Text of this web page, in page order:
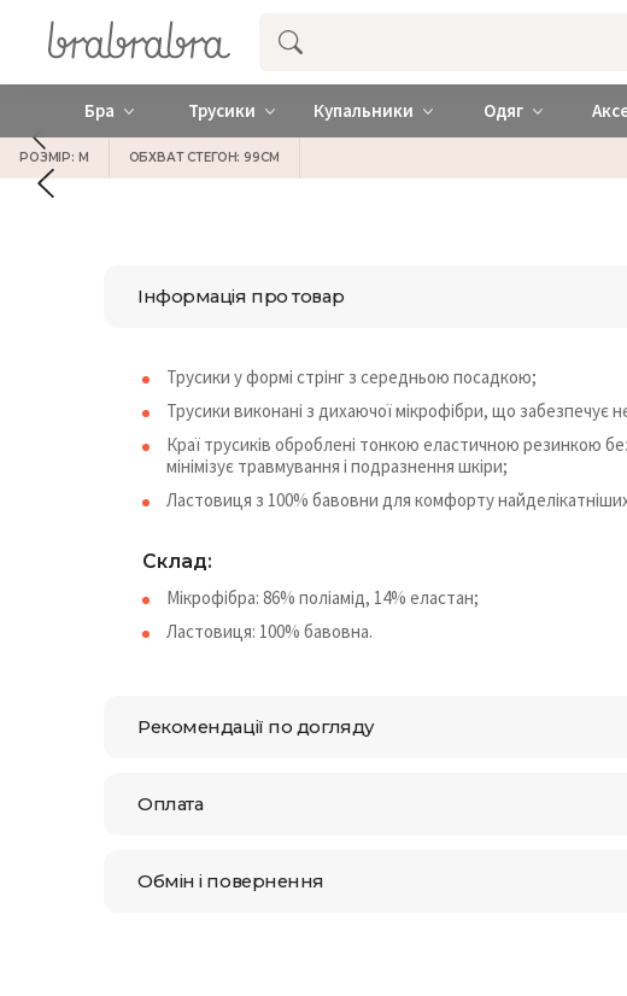
Купити нижню жіночу білизну ❤️ brabrabra ❤️
Бра Трусики Купальники Одяг
РОЗМІР: M ОБХВАТ СТЕГОН: 99СМ
Інформація про товар
Трусики у формі стрінг з середньою посадкою;
Трусики виконані з дихаючої мікрофібри, що забезпечує
Краї трусиків оброблені тонкою еластичною резинкою
мінімізує травмування і подразнення шкіри;
Ластовиця з 100% бавовни для комфорту
Cклад:
Мікрофібра: 86% поліамід, 14% еластан;
Ластовиця: 100% бавовна.
Рекомендації по догляду
Оплата
Обмін і повернення